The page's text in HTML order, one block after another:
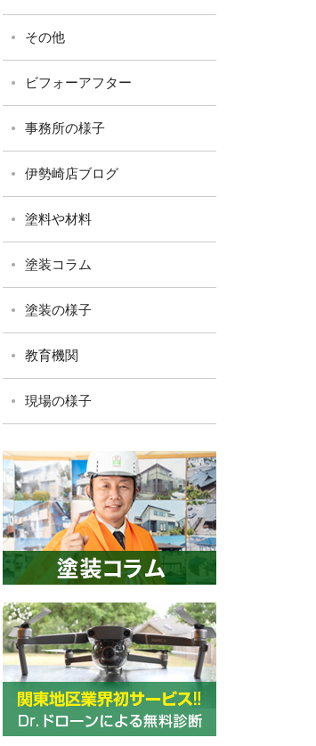
その他
ビフォーアフター
事務所の様子
伊勢崎店ブログ
塗料や材料
塗装コラム
塗装の様子
教育機関
現場の様子